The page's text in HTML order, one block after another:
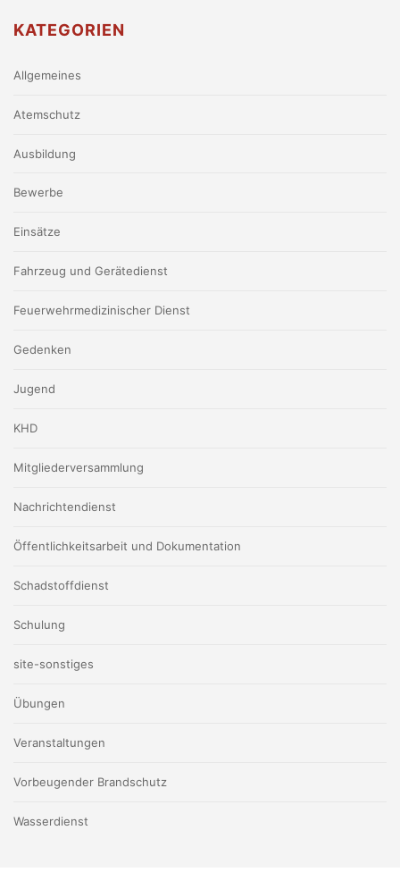
KATEGORIEN
Allgemeines
Atemschutz
Ausbildung
Bewerbe
Einsätze
Fahrzeug und Gerätedienst
Feuerwehrmedizinischer Dienst
Gedenken
Jugend
KHD
Mitgliederversammlung
Nachrichtendienst
Öffentlichkeitsarbeit und Dokumentation
Schadstoffdienst
Schulung
site-sonstiges
Übungen
Veranstaltungen
Vorbeugender Brandschutz
Wasserdienst